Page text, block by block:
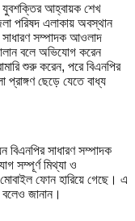
যুবশক্তির আহ্বায়ক শেখ
পরিষদ এলাকায় অবস্থান
সম্পাদক আওলাদ
বলে অভিযোগ করেন
শুরু করেন, পরে বিএনপির
ছেড়ে যেতে বাধ্য
সাধারণ সম্পাদক
সম্পূর্ণ মিথ্যা ও
ফোন হারিয়ে গেছে। এ
বলেও জানান।